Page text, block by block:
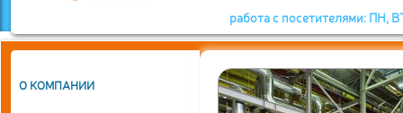
работа с посетителями: ПН,
О КОМПАНИИ